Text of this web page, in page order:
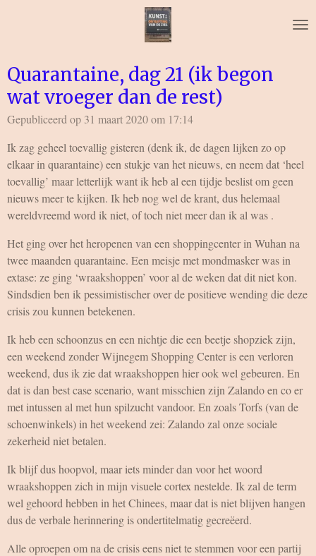
de
hoofdinhoud
Quarantaine, dag 21 (ik begon
wat vroeger dan de rest)
Gepubliceerd op 31 maart 2020 om 17:14
Ik zag geheel toevallig gisteren (denk ik, de dagen lijken zo op
elkaar in quarantaine) een stukje van het nieuws, en neem dat ‘heel
toevallig’ maar letterlijk want ik heb al een tijdje beslist om geen
nieuws meer te kijken. Ik heb nog wel de krant, dus helemaal
wereldvreemd word ik niet, of toch niet meer dan ik al was .
Het ging over het heropenen van een shoppingcenter in Wuhan na
twee maanden quarantaine. Een meisje met mondmasker was in
extase: ze ging ‘wraakshoppen’ voor al de weken dat dit niet kon.
Sindsdien ben ik pessimistischer over de positieve wending die deze
crisis zou kunnen betekenen.
Ik heb een schoonzus en een nichtje die een beetje shopziek zijn,
een weekend zonder Wijnegem Shopping Center is een verloren
weekend, dus ik zie dat wraakshoppen hier ook wel gebeuren. En
dat is dan best case scenario, want misschien zijn Zalando en co er
met intussen al met hun spilzucht vandoor. En zoals Torfs (van de
schoenwinkels) in het weekend zei: Zalando zal onze sociale
zekerheid niet betalen.
Ik blijf dus hoopvol, maar iets minder dan voor het woord
wraakshoppen zich in mijn visuele cortex nestelde. Ik zal de term
wel gehoord hebben in het Chinees, maar dat is niet blijven hangen
dus de verbale herinnering is ondertitelmatig gecreëerd.
Alle oproepen om na de crisis eens niet te stemmen voor een partij